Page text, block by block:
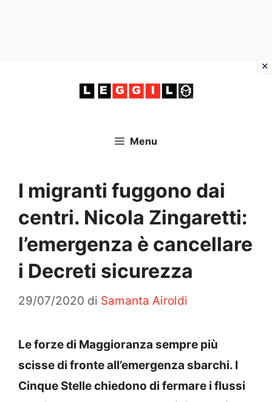
Menu
I migranti fuggono dai
centri. Nicola Zingaretti:
l’emergenza è cancellare
i Decreti sicurezza
29/07/2020 di Samanta Airoldi
Le forze di Maggioranza sempre più
scisse di fronte all’emergenza sbarchi. I
Cinque Stelle chiedono di fermare i flussi